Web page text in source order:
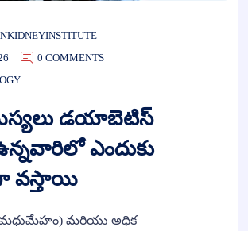
0 COMMENTS
డయాబెటిస్
ఎందుకు
వస్తాయి
మరియు అధిక